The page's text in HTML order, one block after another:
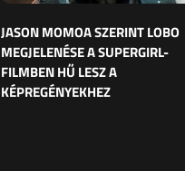
JASON MOMOA SZERINT LOBO
MEGJELENÉSE A SUPERGIRL-
FILMBEN HŰ LESZ A
KÉPREGÉNYEKHEZ